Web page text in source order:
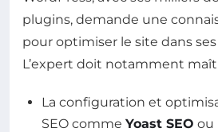
plugins, demande une
pour optimiser le site dans
L’expert doit notamment
La configuration et
SEO comme Yoast SEO ou